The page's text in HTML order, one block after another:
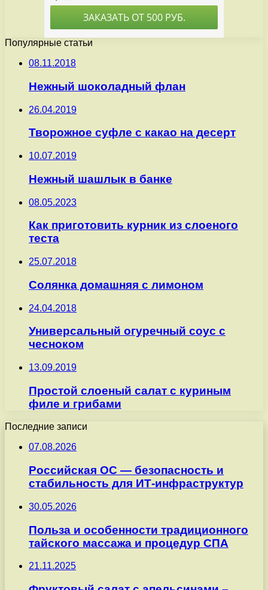
Популярные статьи
08.11.2018
Нежный шоколадный флан
26.04.2019
Творожное суфле с какао на десерт
10.07.2019
Нежный шашлык в банке
08.05.2023
Как приготовить курник из слоеного
теста
25.07.2018
Солянка домашняя с лимоном
24.04.2018
Универсальный огуречный соус с
чесноком
13.09.2019
Простой слоеный салат с куриным
филе и грибами
Последние записи
07.08.2026
Российская ОС — безопасность и
стабильность для ИТ-инфраструктур
30.05.2026
Польза и особенности традиционного
тайского массажа и процедур СПА
21.11.2025